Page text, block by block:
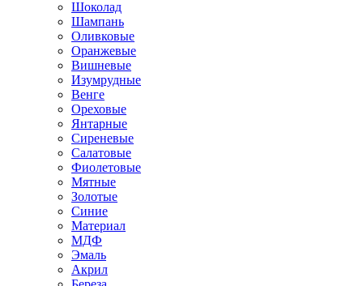
Шоколад
Шампань
Оливковые
Оранжевые
Вишневые
Изумрудные
Венге
Ореховые
Янтарные
Сиреневые
Салатовые
Фиолетовые
Мятные
Золотые
Синие
Материал
МДФ
Эмаль
Акрил